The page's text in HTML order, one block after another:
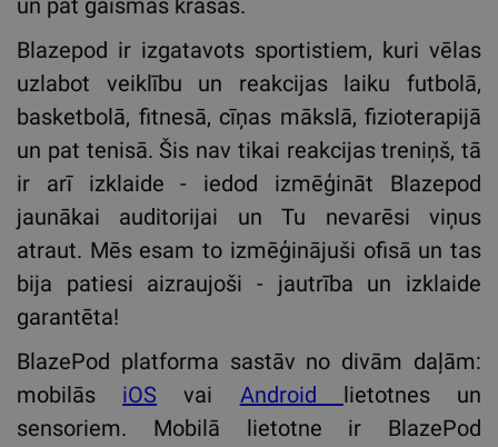
un pat gaismas krāsas.
Blazepod ir izgatavots sportistiem, kuri vēlas
uzlabot veiklību un reakcijas laiku futbolā,
basketbolā, fitnesā, cīņas mākslā, fizioterapijā
un pat tenisā. Šis nav tikai reakcijas treniņš, tā
ir arī izklaide - iedod izmēģināt Blazepod
jaunākai auditorijai un Tu nevarēsi viņus
atraut. Mēs esam to izmēģinājuši ofisā un tas
bija patiesi aizraujoši - jautrība un izklaide
garantēta!
BlazePod platforma sastāv no divām daļām:
mobilās iOS vai Android lietotnes un
sensoriem. Mobilā lietotne ir BlazePod